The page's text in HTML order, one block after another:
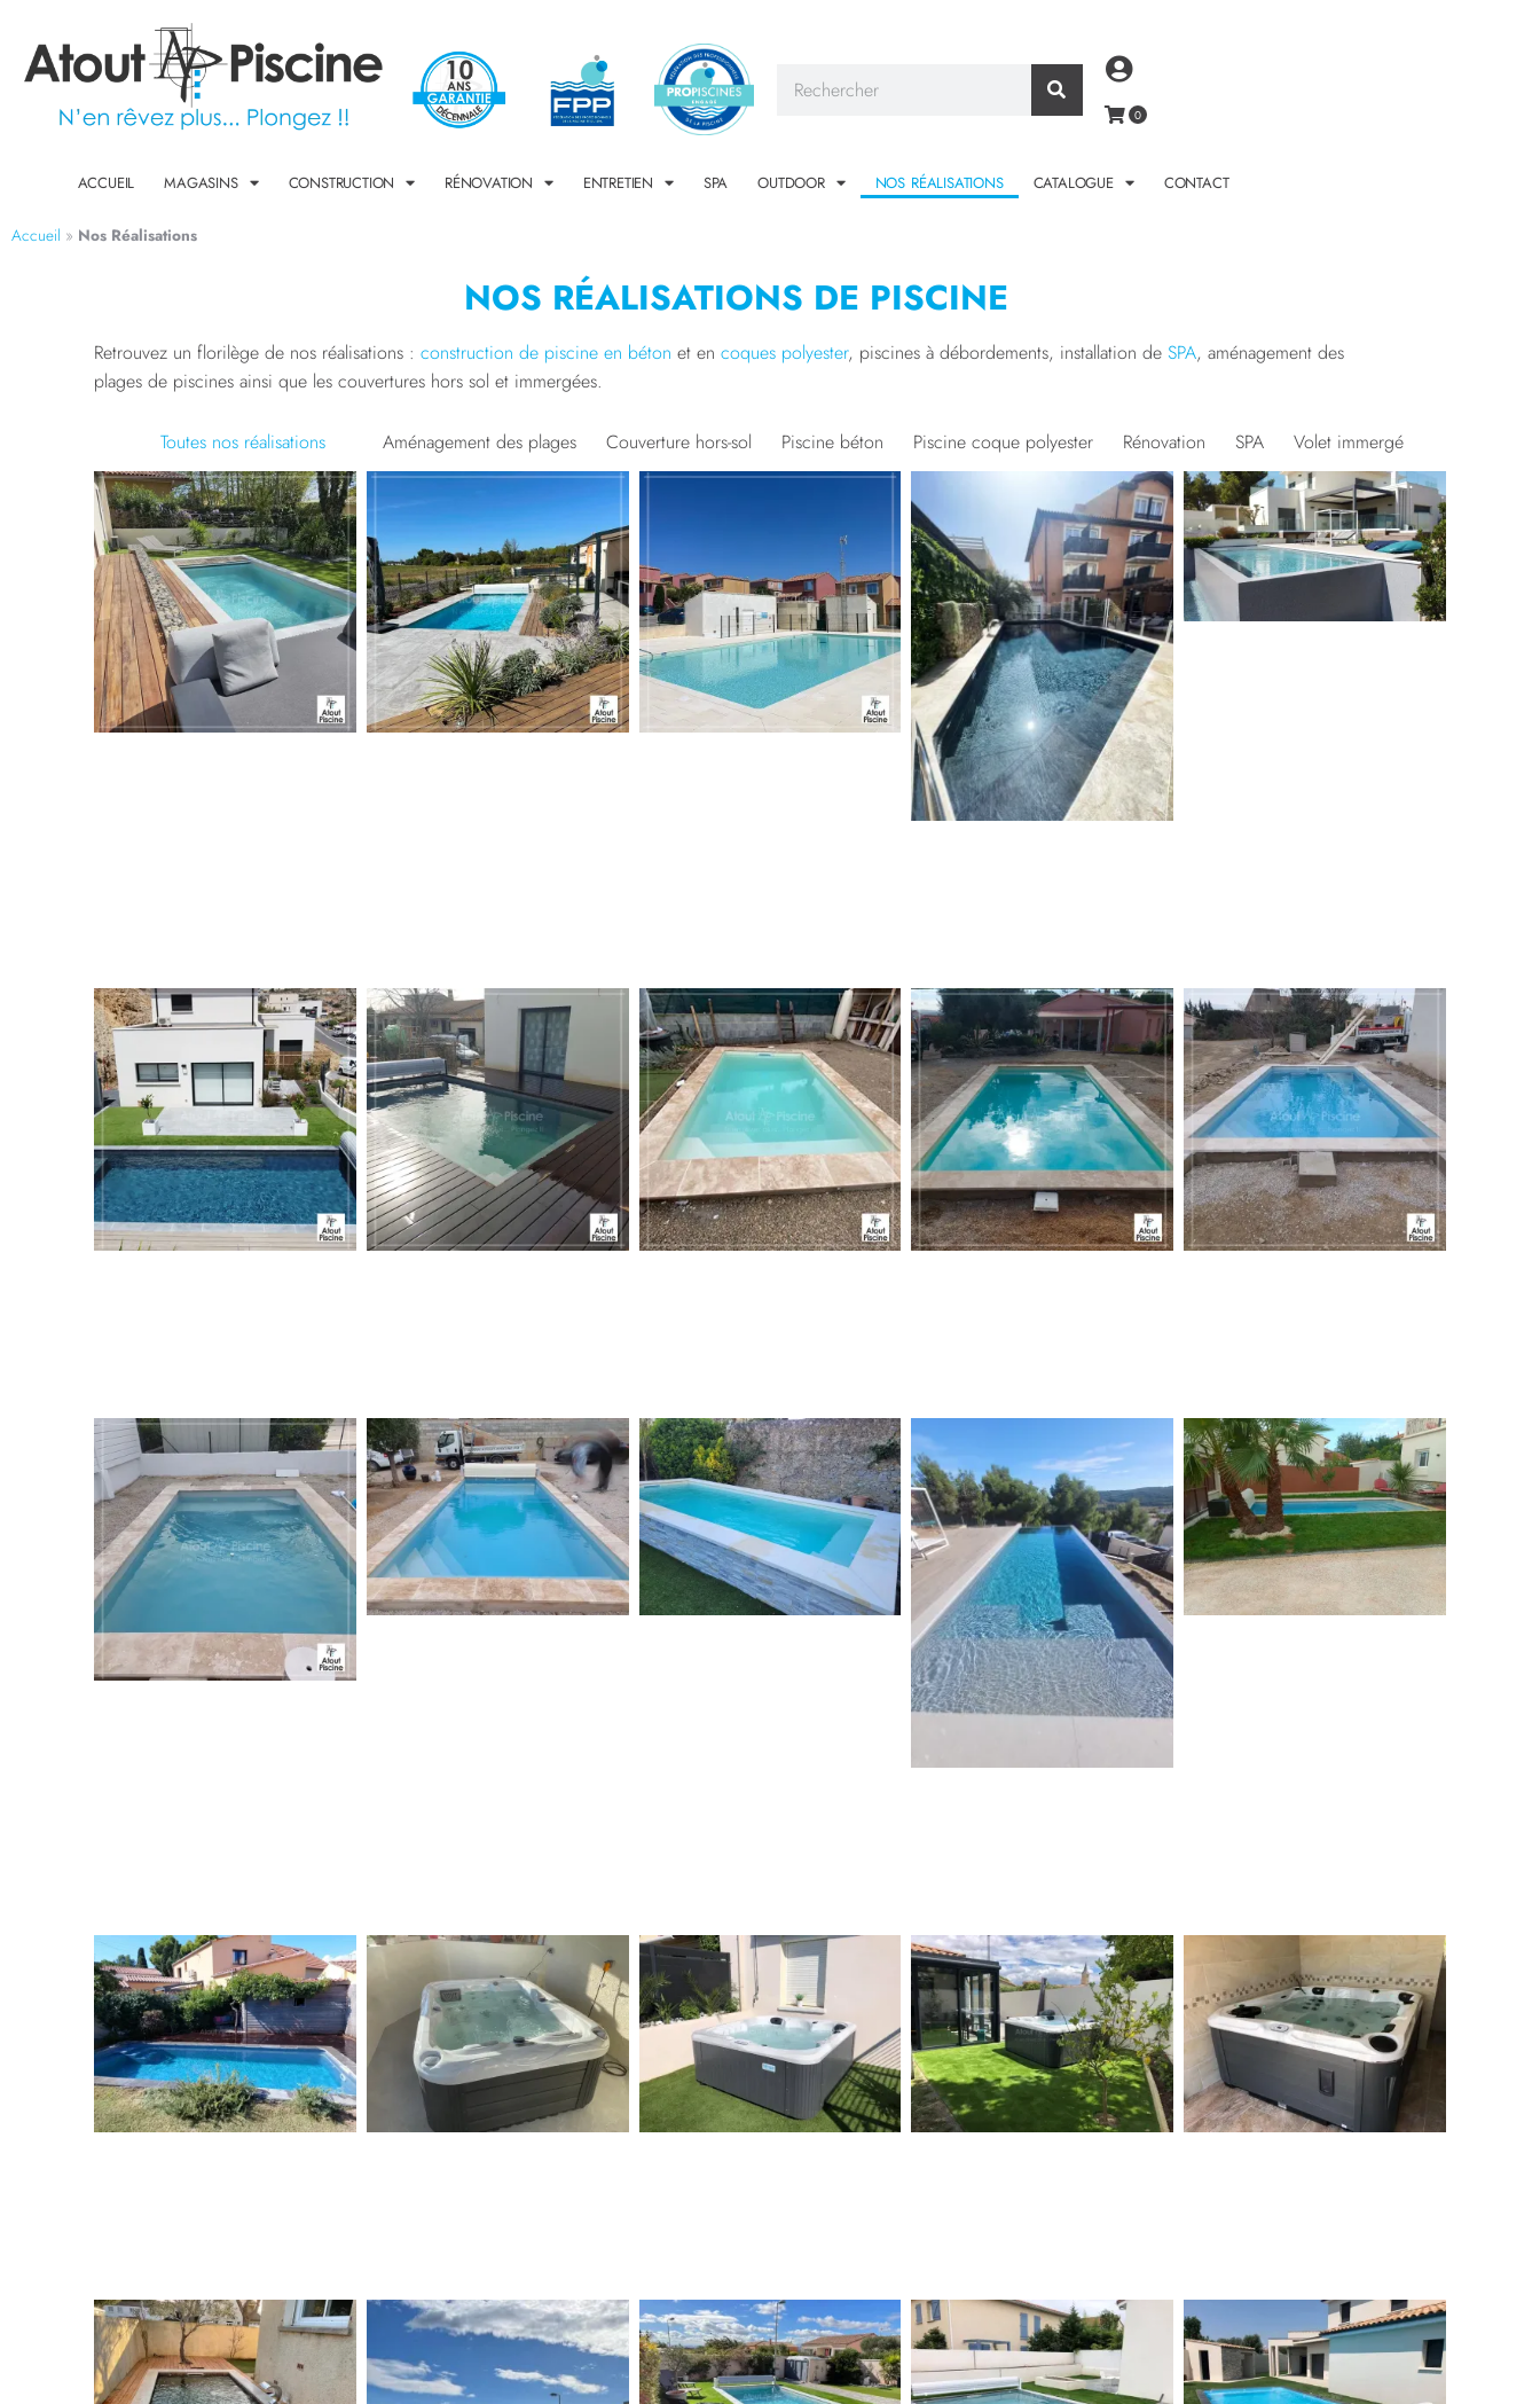
ACCUEIL MAGASINS CONSTRUCTION RÉNOVATION ENTRETIEN SPA OUTDOOR NOS RÉALISATIONS CATALOGUE CONTACT
Accueil » Nos Réalisations
NOS RÉALISATIONS DE PISCINE
Retrouvez un florilège de nos réalisations : construction de piscine en béton et en coques polyester, piscines à débordements, installation de SPA, aménagement des
plages de piscines ainsi que les couvertures hors sol et immergées.
Aménagement des plages Couverture hors-sol Piscine béton Piscine coque polyester Rénovation SPA Volet immergé